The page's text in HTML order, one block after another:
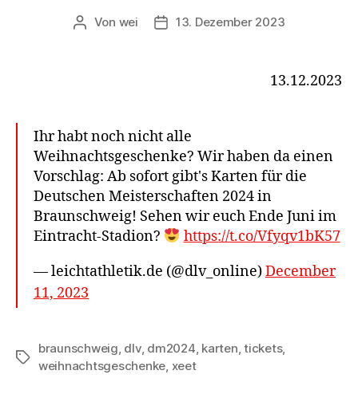
Beitragsautor
Von wei Beitragsdatum
13. Dezember 2023
13.12.2023
Ihr habt noch nicht alle
Weihnachtsgeschenke? Wir haben da einen
Vorschlag: Ab sofort gibt's Karten für die
Deutschen Meisterschaften 2024 in
Braunschweig! Sehen wir euch Ende Juni im
Eintracht-Stadion?
https://t.co/Vfyqv1bK57
— leichtathletik.de (@dlv_online)December
11, 2023
Schlagwörter
braunschweig, dlv, dm2024, karten,tickets,
weihnachtsgeschenke, xeet